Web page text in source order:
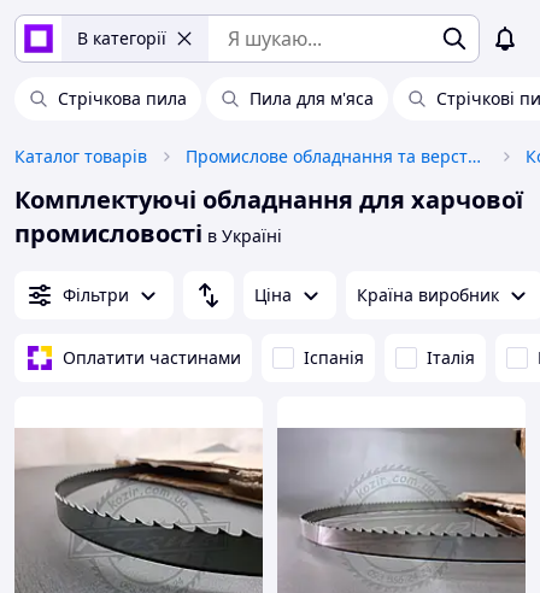
В категорії
Стрічкова пила Пила для м'яса Стрічкові
Каталог товарів Промислове обладнання та верстати
Комплектуючі обладнання для харчової
промисловості в Україні
Фільтри Ціна Країна виробник
Оплатити частинами Іспанія Італія